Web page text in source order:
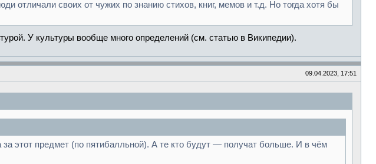
отличали своих от чужих по знанию стихов, книг, мемов и т.д. Но тогда хотя бы
У культуры вообще много определений (см. статью в Википедии).
09.04.2023, 17:51
этот предмет (по пятибалльной). А те кто будут — получат больше. И в чём